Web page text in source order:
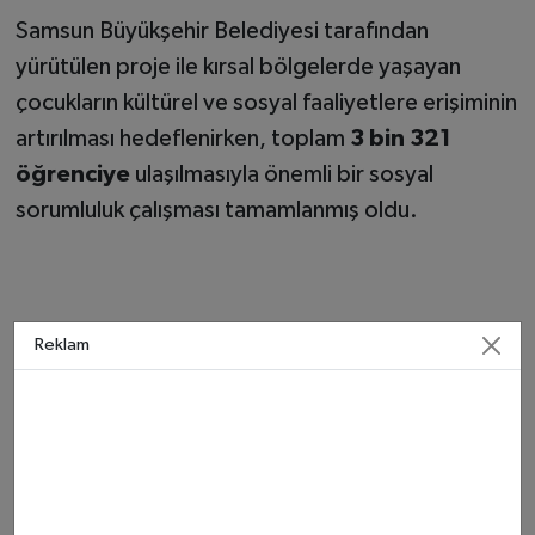
Samsun Büyükşehir Belediyesi tarafından
yürütülen proje ile kırsal bölgelerde yaşayan
çocukların kültürel ve sosyal faaliyetlere erişiminin
artırılması hedeflenirken, toplam 3 bin 321
öğrenciye ulaşılmasıyla önemli bir sosyal
sorumluluk çalışması tamamlanmış oldu.
Reklam